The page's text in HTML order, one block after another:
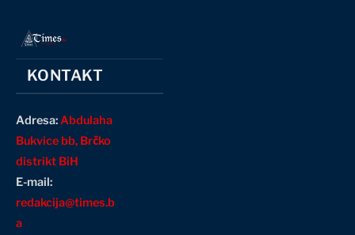
KONTAKT
Adresa:Abdulaha
Bukvice bb, Brčko
distrikt BiH
E-mail:
redakcija@times.b
a